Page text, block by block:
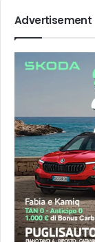
Advertisement